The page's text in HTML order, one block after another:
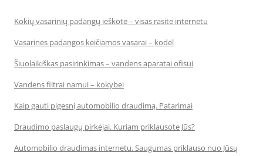
Kokių vasarinių padangų ieškote – visas rasite internetu
Vasarinės padangos keičiamos vasarai – kodėl
Šiuolaikiškas pasirinkimas – vandens aparatai ofisui
Vandens filtrai namui – kokybei
Kaip gauti pigesnį automobilio draudimą. Patarimai
Draudimo paslaugų pirkėjai. Kuriam priklausote Jūs?
Automobilio draudimas internetu. Saugumas priklauso nuo Jūsų